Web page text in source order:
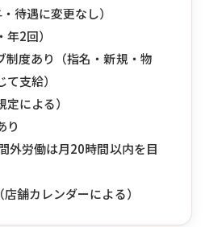
待遇に変更なし）
2回）
制度あり（指名・新規・物
支給）
による）
り
外労働は月20時間以内を目
舗カレンダーによる）